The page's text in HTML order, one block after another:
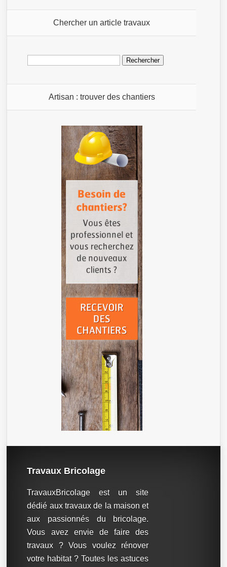
Chercher un article travaux
Rechercher :
Artisan : trouver des chantiers
Travaux Bricolage
TravauxBricolage est un site
dédié aux travaux de la maison et
aux passionnés du bricolage.
Vous avez envie de faire des
travaux ? Vous voulez rénover
votre habitat ? Toutes les astuces